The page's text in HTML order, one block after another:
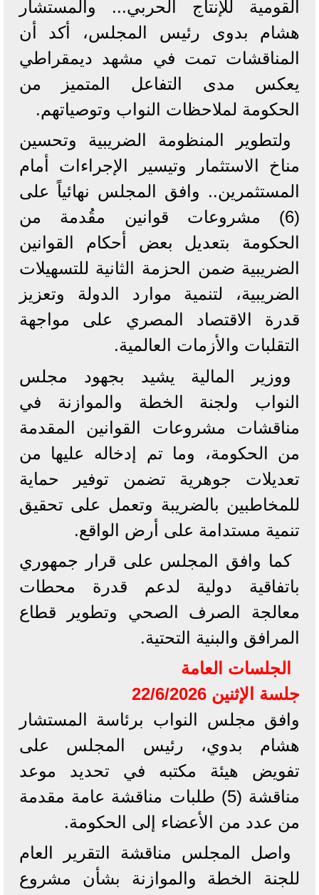
القومية للإنتاج الحربي... والمستشار
هشام بدوى رئيس المجلس، أكد أن
المناقشات تمت في مشهد ديمقراطي
يعكس مدى التفاعل المتميز من
الحكومة لملاحظات النواب وتوصياتهم.
ولتطوير المنظومة الضريبية وتحسين
مناخ الاستثمار وتيسير الإجراءات أمام
المستثمرين.. وافق المجلس نهائياً على
(6) مشروعات قوانين مقُدمة من
الحكومة بتعديل بعض أحكام القوانين
الضريبية ضمن الحزمة الثانية للتسهيلات
الضريبية، لتنمية موارد الدولة وتعزيز
قدرة الاقتصاد المصري على مواجهة
التقلبات والأزمات العالمية.
ووزير المالية يشيد بجهود مجلس
النواب ولجنة الخطة والموازنة في
مناقشات مشروعات القوانين المقدمة
من الحكومة، وما تم إدخاله عليها من
تعديلات جوهرية تضمن توفير حماية
للمخاطبين بالضريبة وتعمل على تحقيق
تنمية مستدامة على أرض الواقع.
كما وافق المجلس على قرار جمهوري
باتفاقية دولية لدعم قدرة محطات
معالجة الصرف الصحي وتطوير قطاع
المرافق والبنية التحتية.
الجلسات العامة
جلسة الإثنين 22/6/2026
وافق مجلس النواب برئاسة المستشار
هشام بدوي، رئيس المجلس على
تفويض هيئة مكتبه في تحديد موعد
مناقشة (5) طلبات مناقشة عامة مقدمة
من عدد من الأعضاء إلى الحكومة.
واصل المجلس مناقشة التقرير العام
للجنة الخطة والموازنة بشأن مشروع